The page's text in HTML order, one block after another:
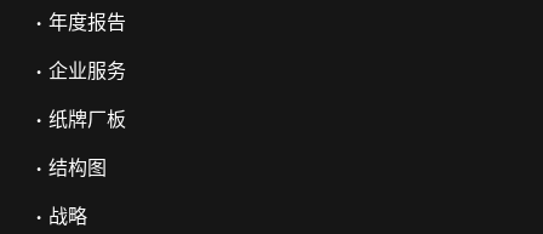
• 年度报告
• 企业服务
• 纸牌厂板
• 结构图
• 战略